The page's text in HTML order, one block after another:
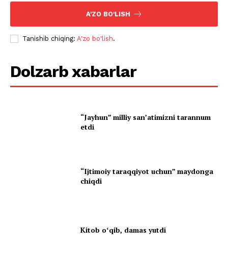
A'ZO BO'LISH
Tanishib chiqing: A'zo bo'lish.
Dolzarb xabarlar
“Jayhun” milliy san’atimizni tarannum
etdi
“Ijtimoiy taraqqiyot uchun” maydonga
chiqdi
Kitob oʻqib, damas yutdi